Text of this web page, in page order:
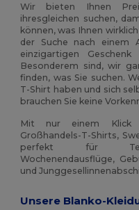
Wir bieten Ihnen
ihresgleichen suchen,
können, was Ihnen
der Suche nach einem
einzigartigen
Besonderem sind, wir
finden, was Sie suchen.
T-Shirt haben und sich
brauchen Sie keine
Mit nur einem Klick
Großhandels-T-Shirts,
perfekt für
Wochenendausflüge,
und
Unsere Blanko-